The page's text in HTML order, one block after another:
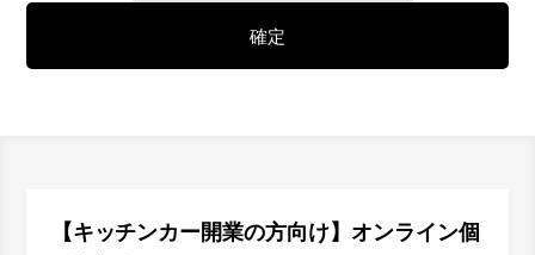
【キッチンカー開業の方向け】オンライン個